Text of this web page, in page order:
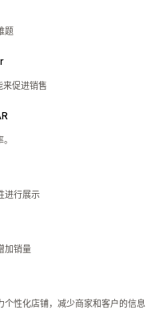
题
促进销售
进行展示
加销量
性化店铺，减少商家和客户的信息